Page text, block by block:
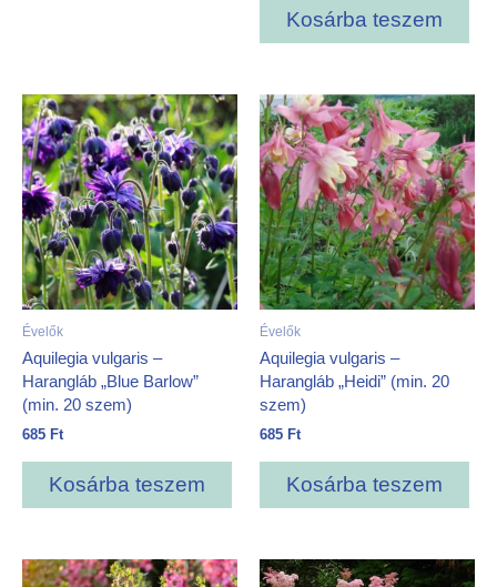
Kosárba teszem
Évelők
Aquilegia vulgaris –
Harangláb „Blue Barlow”
(min. 20 szem)
685 Ft
Kosárba teszem
Évelők
Aquilegia vulgaris –
Harangláb „Heidi” (min. 20
szem)
685 Ft
Kosárba teszem